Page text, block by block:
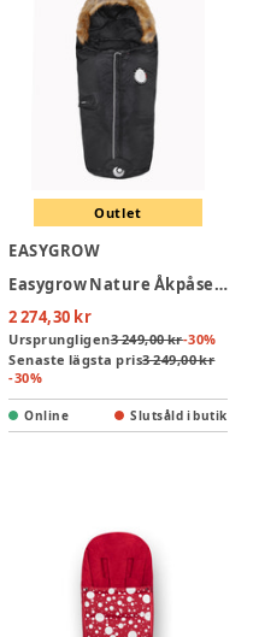
Outlet
EASYGROW
Easygrow Nature Åkpåse - Black
2 274,30 kr
Ursprungligen3 249,00 kr-30%
Senaste lägsta pris3 249,00 kr
-30%
Online Slutsåld i butik